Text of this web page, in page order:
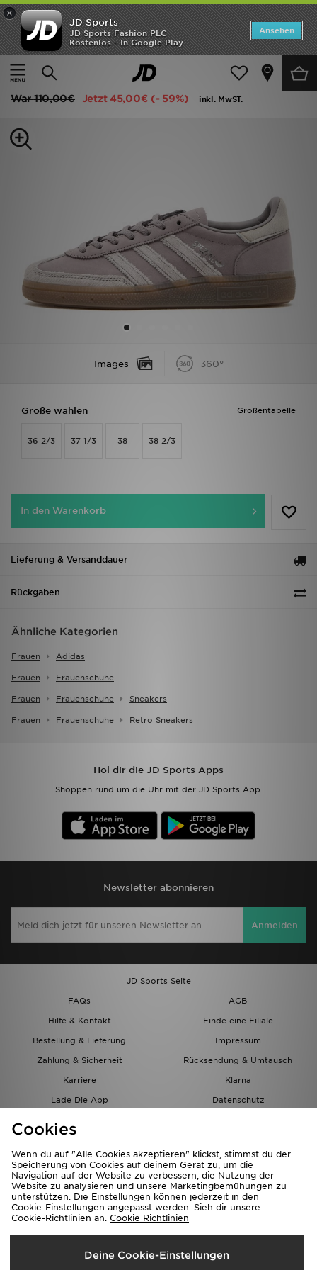
×
JD Sports
JD Sports Fashion PLC
Kostenlos - In Google Play
Ansehen
Startseite
Frauen Frauenschuhe Sneakers
adidas Originals Handball Spezial Pony Hair Women's
War110,00€ Jetzt45,00€ (- 59%) inkl. MwST.
Images 360°
Größentabelle
Größe wählen
36 2/3 37 1/3 38 38 2/3
In den Warenkorb
Lieferung & Versanddauer
Rückgaben
Ähnliche Kategorien
Frauen Adidas
Frauen Frauenschuhe
Frauen Frauenschuhe Sneakers
Frauen Frauenschuhe Retro Sneakers
Hol dir die JD Sports Apps
Shoppen rund um die Uhr mit der JD Sports App.
Newsletter abonnieren
Anmelden
JD Sports Seite
FAQs
AGB
Hilfe & Kontakt
Finde eine Filiale
Bestellung & Lieferung
Impressum
Zahlung & Sicherheit
Rücksendung & Umtausch
Karriere
Klarna
Lade Die App
Datenschutz
Lieferung Nach
Österreich
Startseite
ANGEBOTE
Herren
Bestsellers
JD Exklusives
Geschenkkarte
Filialfinder
Meine Nachrichten
Cookies
Wenn du auf "Alle Cookies akzeptieren" klickst, stimmst du der
Speicherung von Cookies auf deinem Gerät zu, um die
Navigation auf der Website zu verbessern, die Nutzung der
Website zu analysieren und unsere Marketingbemühungen zu
unterstützen. Die Einstellungen können jederzeit in den
Cookie-Einstellungen angepasst werden. Sieh dir unsere
Cookie-Richtlinien an. Cookie Richtlinien
Deine Cookie-Einstellungen